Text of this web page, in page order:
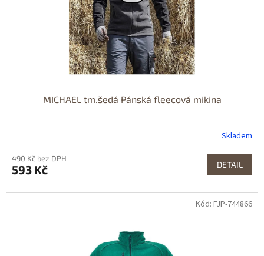
MICHAEL tm.šedá Pánská fleecová mikina
Skladem
490 Kč bez DPH
593 Kč DETAIL
Kód: FJP-744866